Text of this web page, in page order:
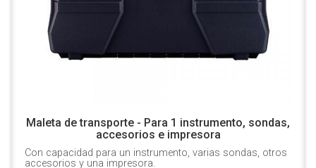
Maleta de transporte - Para 1 instrumento, sondas,
accesorios e impresora
Con capacidad para un instrumento, varias sondas, otros
accesorios y una impresora.